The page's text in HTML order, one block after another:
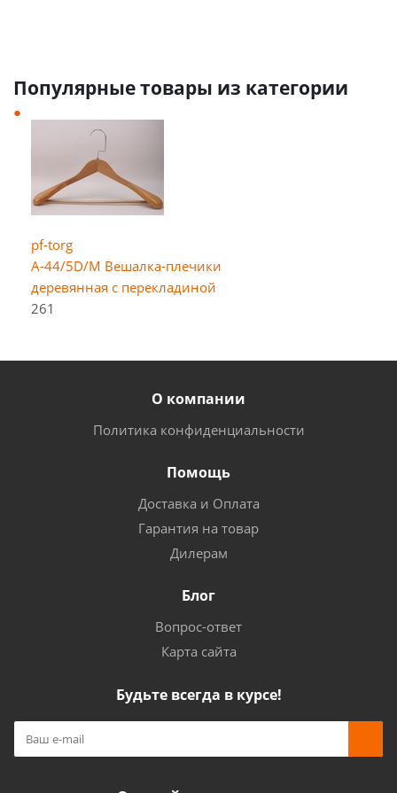
Популярные товары из категории
pf-torg
A-44/5D/M Вешалка-плечики
деревянная с перекладиной
261
О компании
Политика конфиденциальности
Помощь
Доставка и Оплата
Гарантия на товар
Дилерам
Блог
Вопрос-ответ
Карта сайта
Будьте всегда в курсе!